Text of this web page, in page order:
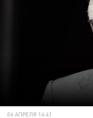
06 АПРЕЛЯ 16:41